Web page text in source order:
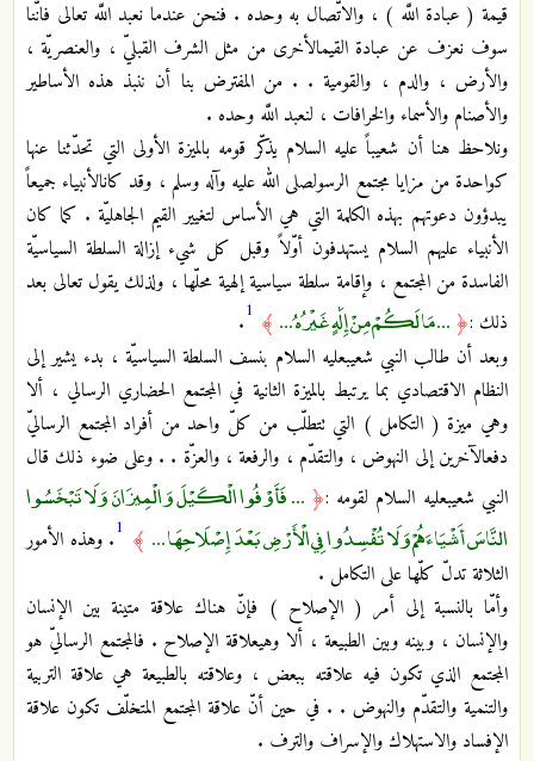
قيمة ( عبادة اللَّه‏ ) ، والاتّصال به وحده . فنحن عندما نعبد اللَّه تعالى فانّنا
سوف نعزف عن عبادة القيم‏الأخرى من مثل الشرف القبليّ ، والعنصريّة ،
والأرض ، والدم ، والقومية . . من المفترض بنا أن ننبذ هذه الأساطير
والأصنام والأسماء والخرافات ، لنعبد اللَّه وحده .
ونلاحظ هنا أن شعيباً عليه السلام يذكّر قومه بالميزة الأولى التي تحدّثنا عنها
كواحدة من مزايا مجتمع الرسول‏صلى الله عليه وآله وسلم ، وقد كان‏الأنبياء جميعاً
يبدؤون دعوتهم بهذه الكلمة التي هي الأساس لتغيير القيم الجاهليّة . كما كان
الأنبياء عليهم السلام يستهدفون أوّلاً وقبل كل شي‏ء إزالة السلطة السياسيّة
الفاسدة من المجتمع ، وإقامة سلطة سياسية إلهية محلّها ، ولذلك يقول تعالى بعد
ذلك :﴿ ... مَا لَكُمْ مِنْ إِلَٰهٍ غَيْرُهُ ... ﴾ 1
.
وبعد أن طالب النبي شعيب‏عليه السلام بنسف السلطة السياسيّة ، بدء يشير إلى
النظام الاقتصادي بما يرتبط بالميزة الثانية في ‏المجتمع الحضاري الرسالي ، ألا
وهي ميزة ( التكامل‏ ) التي تتطلّب من كلّ واحد من أفراد المجتمع الرساليّ
دفع‏الآخرين إلى النهوض ، والتقدّم ، والرفعة ، والعزّة . . وعلى ضوء ذلك قال
النبي شعيب‏عليه السلام لقومه :﴿ ... فَأَوْفُوا الْكَيْلَ وَالْمِيزَانَ وَلَا تَبْخَسُوا
النَّاسَ أَشْيَاءَهُمْ وَلَا تُفْسِدُوا فِي الْأَرْضِ بَعْدَ إِصْلَاحِهَا ... ﴾ 1. وهذه الأمور
الثلاثة تدلّ كلّها على التكامل .
وأمّا بالنسبة إلى أمر ( الإصلاح‏ ) فإنّ هناك علاقة متينة بين الإنسان
والإنسان ، وبينه وبين الطبيعة ، ألا وهي‏علاقة الإصلاح . فالمجتمع الرساليّ هو
المجتمع الذي تكون فيه علاقته ببعض ، وعلاقته بالطبيعة هي علاقة التربية
والتنمية والتقدّم والنهوض . . في حين أنّ علاقة المجتمع المتخلّف تكون علاقة
الإفساد والاستهلاك والإسراف والترف .